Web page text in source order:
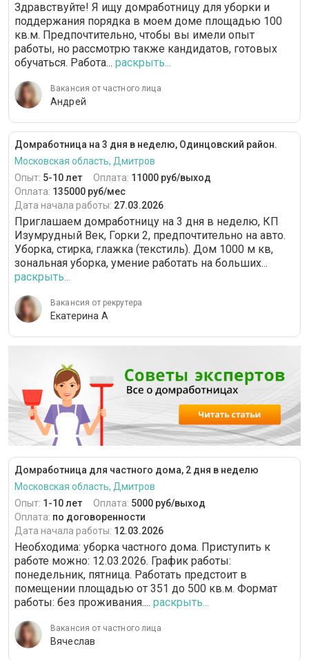
Здравствуйте! Я ищу домработницу для уборки и
поддержания порядка в моем доме площадью 100
кв.м. Предпочтительно, чтобы вы имели опыт
работы, но рассмотрю также кандидатов, готовых
обучаться. Работа... раскрыть...
Вакансия от частного лица
Андрей
Домработница на 3 дня в неделю, Одинцовский район.
Московская область, Дмитров
Опыт: 5-10 лет Оплата: 11000 руб/выход
Оплата: 135000 руб/мес
Дата начала работы: 27.03.2026
Приглашаем домработницу на 3 дня в неделю, КП
Изумрудный Век, Горки 2, предпочтительно на авто.
Уборка, стирка, глажка (текстиль). Дом 1000 м кв,
зональная уборка, умение работать на больших...
раскрыть...
Вакансия от рекрутера
Екатерина А
Домработница для частного дома, 2 дня в неделю
Московская область, Дмитров
Опыт: 1-10 лет Оплата: 5000 руб/выход
Оплата: по договоренности
Дата начала работы: 12.03.2026
Необходима: уборка частного дома. Приступить к
работе можно: 12.03.2026. График работы:
понедельник, пятница. Работать предстоит в
помещении площадью от 351 до 500 кв.м. Формат
работы: без проживания.... раскрыть...
Вакансия от частного лица
Вячеслав